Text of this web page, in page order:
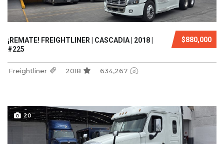
$880,000
¡REMATE! FREIGHTLINER | CASCADIA | 2018 |
#225
Freightliner 2018 634,267
20